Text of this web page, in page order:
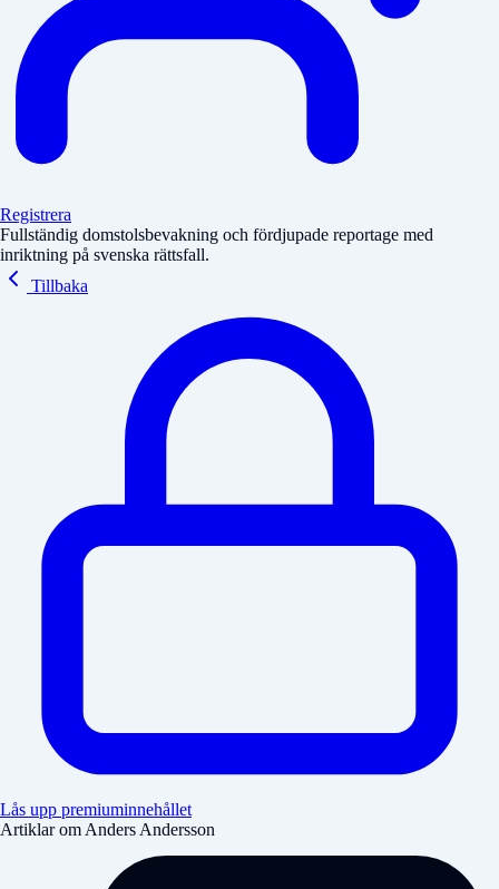
Registrera
Fullständig domstolsbevakning och fördjupade reportage med
inriktning på svenska rättsfall.
Tillbaka
Lås upp premiuminnehållet
Artiklar om Anders Andersson